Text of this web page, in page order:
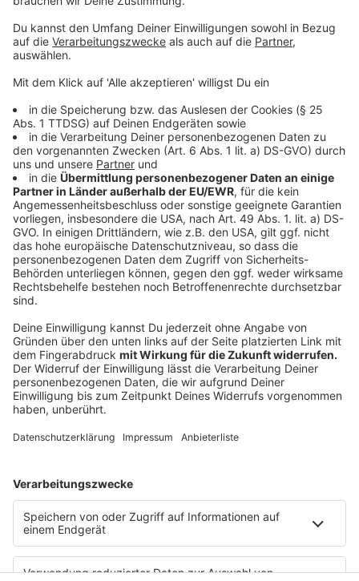
Anzeige
Arbeitgeber sollten sorgfältiger mit ihren Azubis
NRW, mit ihrer Vorsitzenden Anja Weber. Man solle sich
künftig dann nicht über Fachkräftemangel wundern,
wenn die schlechten Arbeitsbedingungen und ein
unfairer Umgang sich binnen kurzer Zeit
herumsprechen würden.
Autor: José Narciandi
Anzeige
©Thomas Range/DGB NRW
Gewerkschaftsbundes, kritisiert Arbeitgeber, die unfair
mit Auszubildenden umgehen.
Anzeige
Anzeige